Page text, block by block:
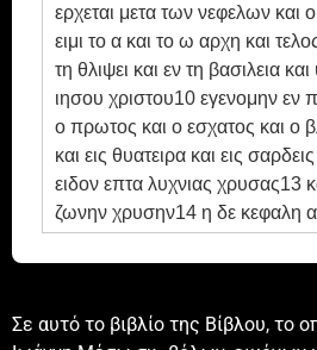
ερχεται μετα των νεφελων και
ειμι το α και το ω αρχη και
τη θλιψει και εν τη βασιλεια
ιησου χριστου10 εγενομην εν
ο πρωτος και ο εσχατος και ο
και εις θυατειρα και εις
ειδον επτα λυχνιας χρυσας13
ζωνην χρυσην14 η δε κεφαλη
του στοματος αυτου ρομφαια
εγενομην νεκρος και ιδου ζων
Σε αυτό το βιβλίο της Βίβλου, το